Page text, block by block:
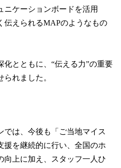
ニケーションボードを活用
伝えられるMAPのようなもの
化とともに、“伝える力”の重要
れました。
では、今後も「ご当地マイス
援を継続的に行い、全国のホ
向上に加え、スタッフ一人ひ